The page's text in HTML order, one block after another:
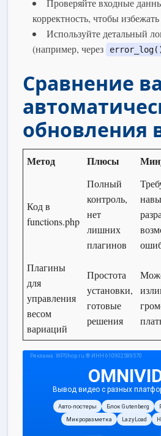
Проверяйте входные
корректность, чтобы
Используйте детальный
(например, через
Сравнение
обновления
Метод Плюсы
Код в
functions.php
Полный
контроль,
нет
лишних
плагинов
Плагины
для
управления
весом
вариаций
Простота
установки,
готовые
решения